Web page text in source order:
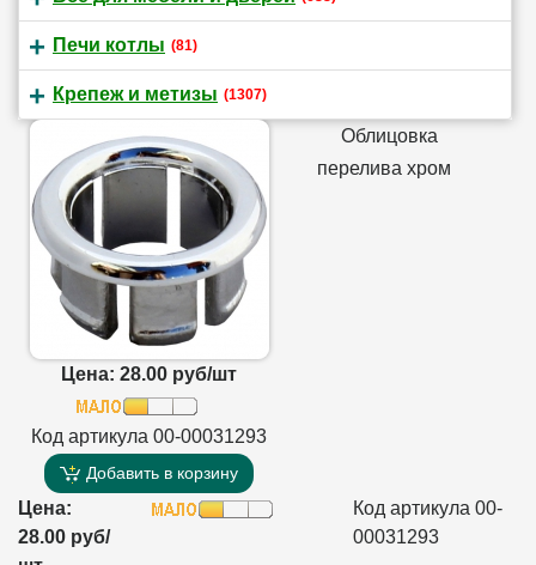
Печи котлы (81)
Крепеж и метизы (1307)
Цена: 28.00 руб/шт
Код артикула 00-00031293
Добавить в корзину
Облицовка
перелива хром
Цена:
28.00 руб/
Код артикула 00-
00031293